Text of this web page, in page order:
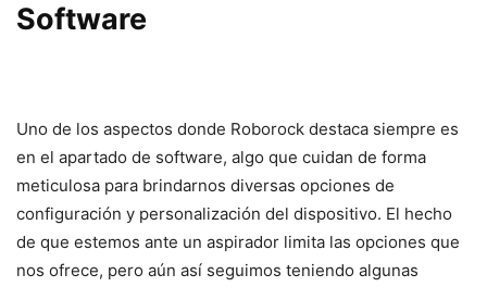
Software
Uno de los aspectos donde Roborock destaca siempre es
en el apartado de software, algo que cuidan de forma
meticulosa para brindarnos diversas opciones de
configuración y personalización del dispositivo. El hecho
de que estemos ante un aspirador limita las opciones que
nos ofrece, pero aún así seguimos teniendo algunas